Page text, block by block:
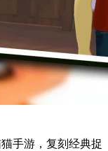
手游，复刻经典捉